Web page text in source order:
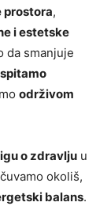
prostora,
i estetske
da smanjuje
održivom
o zdravlju u
okoliš,
balans.